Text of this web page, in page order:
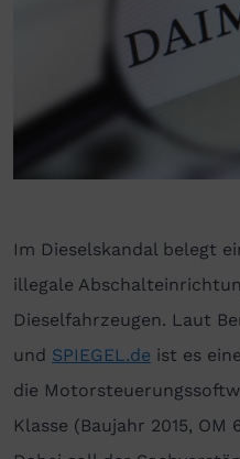
Im Dieselskandal belegt
illegale
Dieselfahrzeugen. Laut
und SPIEGEL.de ist es
die
Klasse (Baujahr 2015,